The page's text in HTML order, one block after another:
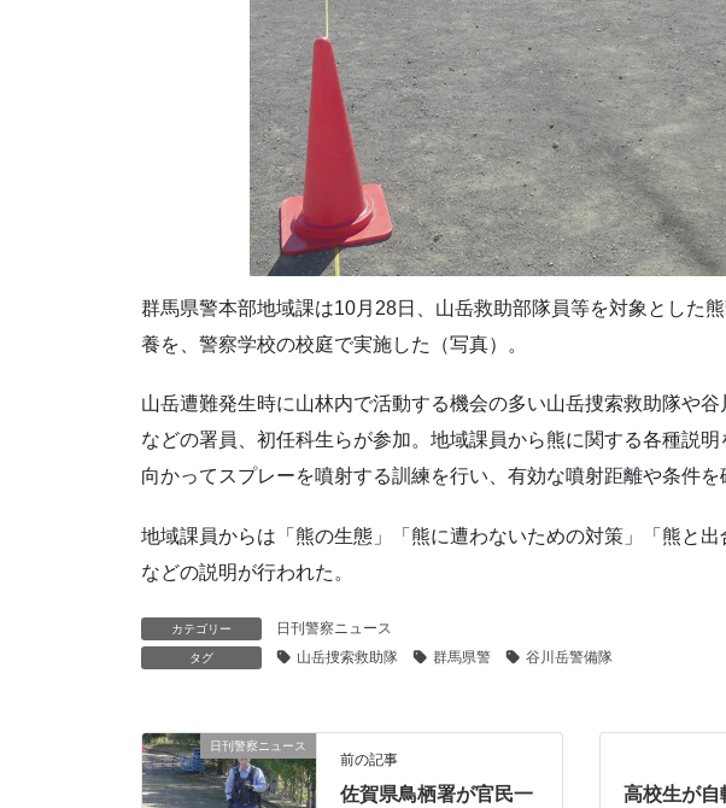
群馬県警本部地域課は10月28日、山岳救助部隊員等を対象とした
養を、警察学校の校庭で実施した（写真）。
山岳遭難発生時に山林内で活動する機会の多い山岳捜索救助隊や
などの署員、初任科生らが参加。地域課員から熊に関する各種説
向かってスプレーを噴射する訓練を行い、有効な噴射距離や条件を
地域課員からは「熊の生態」「熊に遭わないための対策」「熊と出
などの説明が行われた。
カテゴリー 日刊警察ニュース
タグ 山岳捜索救助隊 群馬県警 谷川岳警備隊
日刊警察ニュース
前の記事
佐賀県鳥栖署が官民一
高校生が自